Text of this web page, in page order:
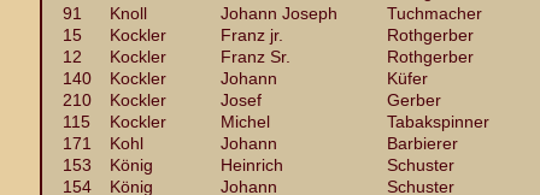
91
Knoll Johann Joseph
Tuchmacher
15
Kockler Franz jr.
Rothgerber
12
Kockler Franz Sr.
Rothgerber
140
Kockler Johann
Küfer
210
Kockler Josef
Gerber
115
Kockler Michel
Tabakspinner
171
Kohl Johann
Barbierer
153
König Heinrich
Schuster
154
König Johann
Schuster